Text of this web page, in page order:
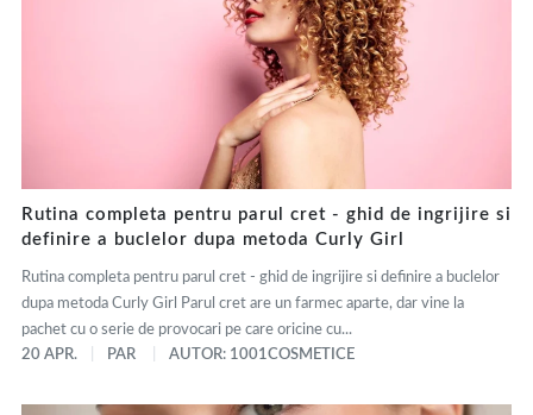
Rutina completa pentru parul cret - ghid de ingrijire si
definire a buclelor dupa metoda Curly Girl
Rutina completa pentru parul cret - ghid de ingrijire si definire a buclelor
dupa metoda Curly Girl Parul cret are un farmec aparte, dar vine la
pachet cu o serie de provocari pe care oricine cu...
20 APR.
PAR AUTOR: 1001COSMETICE